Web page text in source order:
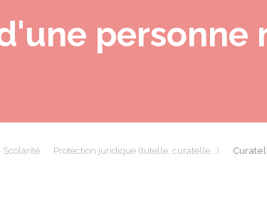
personne
Scolarité Protection juridique (tutelle, curatelle...)